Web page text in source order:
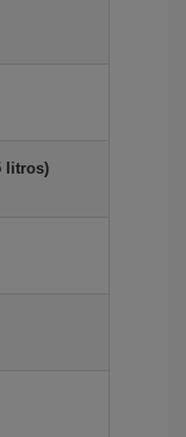
litros)